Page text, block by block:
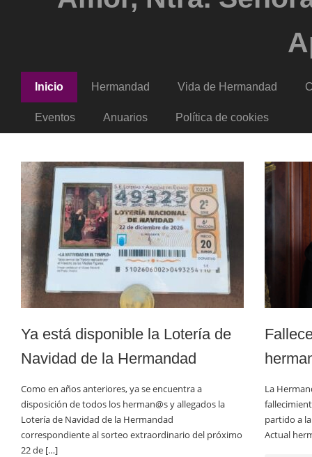
Inicio Hermandad Vida de Hermandad
Eventos Anuarios Política de cookies
La
partido a
Actual
Ya está disponible la Lotería de
Navidad de la Hermandad
Como en años anteriores, ya se encuentra a
disposición de todos los herman@s y allegados la
Lotería de Navidad de la Hermandad
correspondiente al sorteo extraordinario del próximo
22 de […]